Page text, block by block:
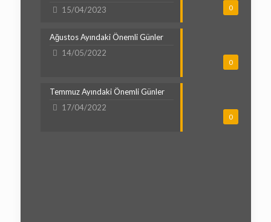
0
15/04/2023
0
Ağustos Ayındaki Önemli Günler
14/05/2022
0
Temmuz Ayındaki Önemli Günler
17/04/2022